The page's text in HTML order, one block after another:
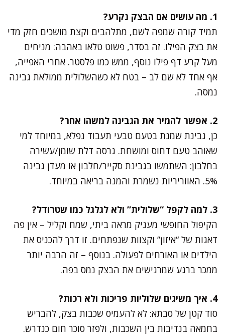
1. מה עושים אם הבצק נקרע?
תמיד קורה שמפה לשם, מתלהבים וקצת מושכים חזק מדי
את בצק הפילו. זה בסדר, פשוט טלאו באהבה: מניחים
מעל קרע דף פילו נוסף, ממש כמו פלסטר. אחרי האפייה,
אף אחד לא שם לב – בטח לא כשהשלולית ממולאת גבינה
נמסה.
2. אפשר להמיר את הגבינה למשהו אחר?
כן, גבינת שמנת בטעם טבעי תעבוד נפלא, במיוחד למי
שאוהב טעם דחוס ומושחת. גרסה דלת שומן/עשירה
בחלבון: השתמשו בגבינת סקייר/חלבון או מעדן גבינה
5%. האווריריות נשמרת והמנה בריאה במיוחד.
3. למה לקפל “שלולית” ולא לגלגל כמו שטרודל?
הקיפול החופשי מעניק מראה ביתי, שמח וקליל – אין פה
דאגות של “איזון” וקצוות שנפתחים. זו דרך להכניס את
הילדים או האורחים לפעולה. בנוסף – זה הרבה יותר
ממכר ברגע שמרגישים את הבצק נמס בפה.
4. איך משיגים שלוליות פריכות ולא רכות?
סוד קטן של סבתא: לא להעמיס שכבות בצק, להבריש
בחמאה בנדיבות בין השכבות, ולפזר סוכר חום כנדרש.